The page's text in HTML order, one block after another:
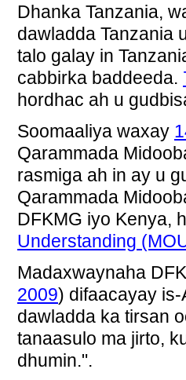
Dhanka Tanzania,
dawladda Tanzania
talo galay in
cabbirka baddeeda.
hordhac ah u
Soomaaliya waxay
Qarammada
rasmiga ah in ay u
Qarammada
DFKMG iyo Kenya,
Understanding
Madaxwaynaha
2009) difaacayay is-
dawladda ka tirsan
tanaasulo ma jirto,
dhumin.".